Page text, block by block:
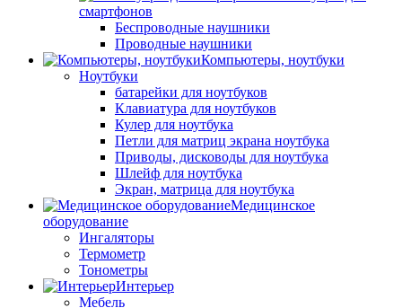
смартфонов
Беспроводные наушники
Проводные наушники
Компьютеры, ноутбуки
Ноутбуки
батарейки для ноутбуков
Клавиатура для ноутбуков
Кулер для ноутбука
Петли для матриц экрана ноутбука
Приводы, дисководы для ноутбука
Шлейф для ноутбука
Экран, матрица для ноутбука
Медицинское
оборудование
Ингаляторы
Термометр
Тонометры
Интерьер
Мебель